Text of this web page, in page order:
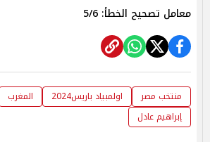
معامل تصحيح الخطأ: 5/6
منتخب مصر اولمبياد باريس2024 المغرب
إبراهيم عادل